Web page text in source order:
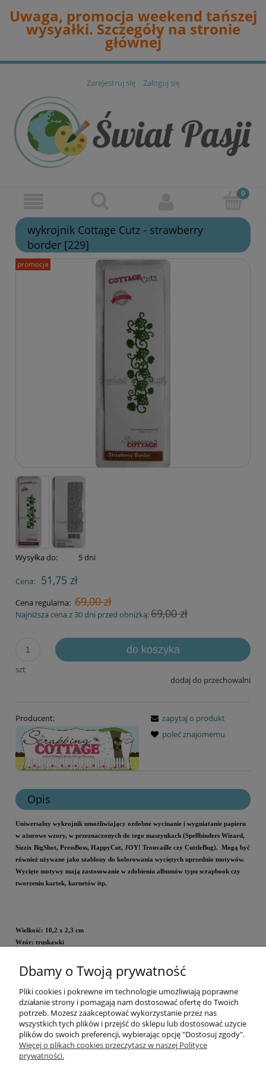
Uwaga, promocja weekend tańszej
wysyałki. Szczegóły na stronie
głównej
Zarejestruj się Zaloguj się
wykrojnik Cottage Cutz - strawberry
border [229]
promocja
Wysyłka do: 5 dni
Cena: 51,75 zł
Cena regularna: 69,00 zł
Najniższa cena z 30 dni przed obniżką:69,00 zł
szt
do koszyka
dodaj do przechowalni
Producent:
zapytaj o produkt
poleć znajomemu
Opis
Uniwersalny wykrojnik umożliwiający ozdobne wycinanie i wygniatanie papieru
w ażurowe wzory, w przeznaczonych do tego maszynkach (Spellbinders Wizard,
Sizzix BigShot, PressBoss, HappyCut, JOY! Trouvaille czy CuttleBug). Mogą być
również używane jako szablony do kolorowania wyciętych uprzednio motywów.
Wycięte motywy mają zastosowanie w zdobieniu albumów typu scrapbook czy
tworzeniu kartek, karnetów itp.
Wielkość: 10,2 x 2,3 cm
Wzór: truskawki
Cena za opakowanie.
Informacje
Opłaty i koszty dostawy
Dbamy o Twoją prywatność
Pliki cookies i pokrewne im technologie umożliwiają poprawne
działanie strony i pomagają nam dostosować ofertę do Twoich
potrzeb. Możesz zaakceptować wykorzystanie przez nas
wszystkich tych plików i przejść do sklepu lub dostosować użycie
plików do swoich preferencji, wybierając opcję "Dostosuj zgody".
Więcej o plikach cookies przeczytasz w naszej Polityce
prywatności.